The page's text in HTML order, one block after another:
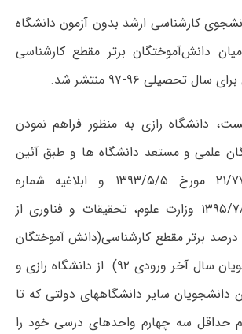
کارشناسی ارشد بدون آزمون دانشگاه
میان دانش‌آموختگان برتر مقطع کارشناسی
تحصیلی ۹۶-۹۷ منتشر شد.
دانشگاه رازی به منظور فراهم نمودن
علمی و مستعد دانشگاه ها و طبق آئین
نامه شماره ۲۱/۷۷۹۴۸ مورخ ۱۳۹۳/۵/۵ و ابلاغیه شماره
۲/۱۴۰۰۳۶ مورخ ۱۳۹۵/۷/۴ وزارت علوم، تحقیقات و فناوری از
برتر مقطع کارشناسی(دانش آموختگان
ورودی ۹۱ و دانشجویان سال آخر ورودی ۹۲) از دانشگاه رازی و
دانشجویان سایر دانشگاههای دولتی که تا
حداقل سه چهارم واحدهای درسی خود را